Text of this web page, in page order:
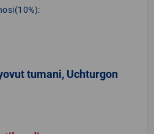
tumani, Uchturgon